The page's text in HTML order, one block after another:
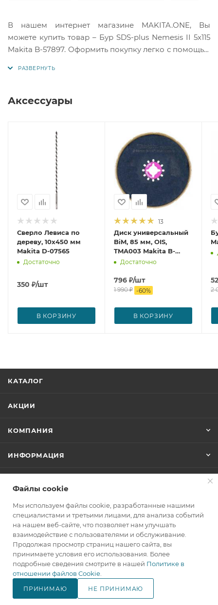
В КОРЗИНУ
В нашем интернет магазине MAKITA.ONE, Вы
можете купить товар – Бур SDS-plus Nemesis II 5х115
Makita B-57897. Оформить покупку легко с помощью
технической поддержки Макита по телефонам
Аксессуары
Сверло Левиса по
дереву, 10x450 мм
Makita D-07565
Достаточно
350 ₽/шт
В КОРЗИНУ
13
Диск универсальный
BiM, 85 мм, OIS,
TMA003 Makita B-
21294
Достаточно
796 ₽/шт
1 990₽ -60%
В КОРЗИНУ
2
КАТАЛОГ
АКЦИИ
КОМПАНИЯ
ИНФОРМАЦИЯ
+7(800)707-67-25
ЗАКАЗАТЬ ЗВОНОК
info@makita.one
105122, г. Москва, м. Черкизовская
(МЦК Локомотив), Щелковское
шоссе дом 3, стр. 1, ТЦ "Город
Хобби", корпус Б, 4 этаж, павильон
Файлы cookie
Мы используем файлы cookie, разработанные нашими
специалистами и третьими лицами, для анализа событий
на нашем веб-сайте, что позволяет нам улучшать
взаимодействие с пользователями и обслуживание.
Продолжая просмотр страниц нашего сайта, вы
принимаете условия его использования. Более
подробные сведения смотрите в нашей Политике в
отношении файлов Cookie
ПРИНИМАЮ НЕ ПРИНИМАЮ